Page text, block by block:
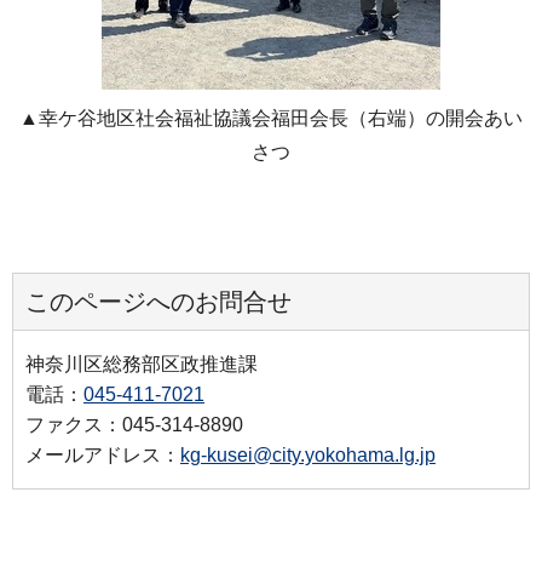
▲幸ケ谷地区社会福祉協議会福田会長（右端）の開会あい
さつ
このページへのお問合せ
神奈川区総務部区政推進課
電話： 045-411-7021
ファクス：045-314-8890
メールアドレス： kg-kusei@city.yokohama.lg.jp